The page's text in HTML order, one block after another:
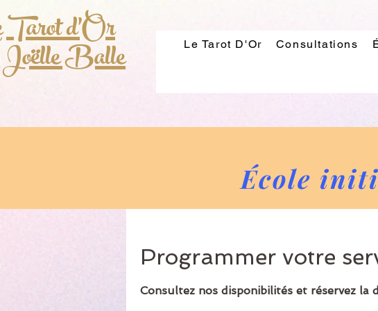
d'Or
Balle Le Tarot D'Or Consultations
École
Programmer votre
Consultez nos disponibilités et réservez la